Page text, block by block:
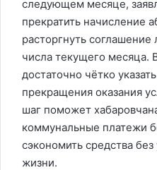
следующем месяце,
прекратить начисление
расторгнуть соглашение
числа текущего месяца.
достаточно чётко
прекращения оказания
шаг поможет
коммунальные платежи
сэкономить средства
жизни.